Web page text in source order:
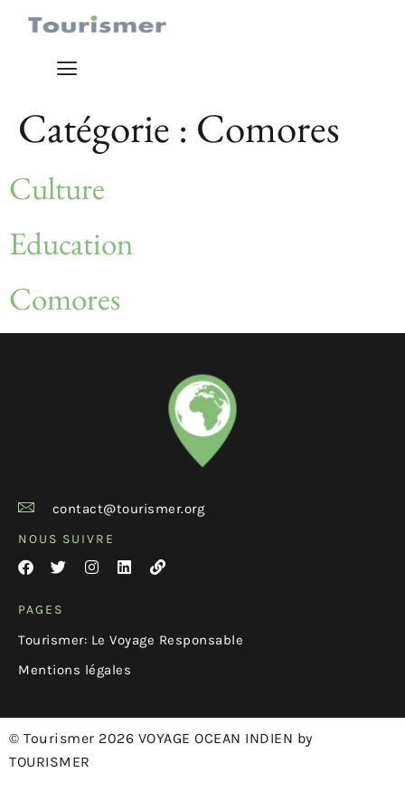
Catégorie : Comores
Culture
Education
Comores
contact@tourismer.org
NOUS SUIVRE
PAGES
Tourismer: Le Voyage Responsable
Mentions légales
© Tourismer 2026 VOYAGE OCEAN INDIEN by
TOURISMER